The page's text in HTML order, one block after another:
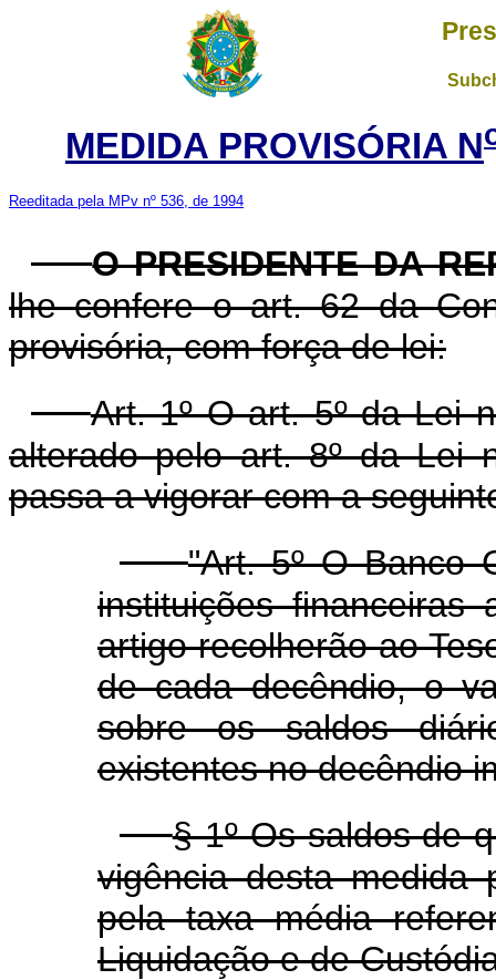
MEDIDA PROVISÓRIA N
Reeditada pela MPv nº 536, de 1994
O PRESIDENTE DA
lhe confere o art. 62 da
provisória, com força de lei:
Art. 1º O art. 5º da Lei
alterado pelo art. 8º da Lei
passa a vigorar com a
"Art. 5º O Banco
instituições
artigo recolherão ao
de cada decêndio, o
sobre os saldos
existentes no decêndio
§ 1º Os saldos de
vigência desta medida
pela taxa média
Liquidação e de